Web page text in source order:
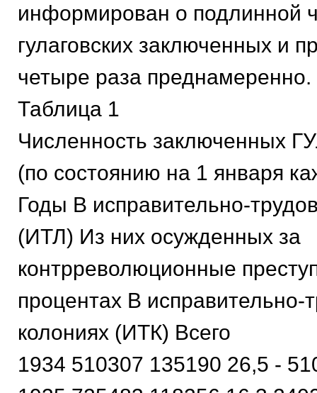
информирован о подлинной
гулаговских заключенных и
четыре раза преднамеренно.
Таблица 1
Численность заключенных
(по состоянию на 1 января
Годы В исправительно-
(ИТЛ) Из них осужденных за
контрреволюционные
процентах В исправительно-
колониях (ИТК) Всего
1934 510307 135190 26,5 -